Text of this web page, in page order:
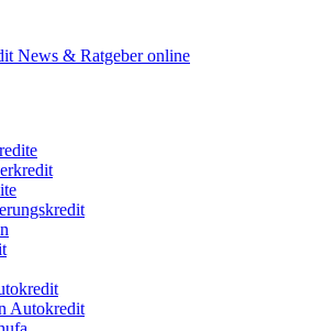
Autokredit